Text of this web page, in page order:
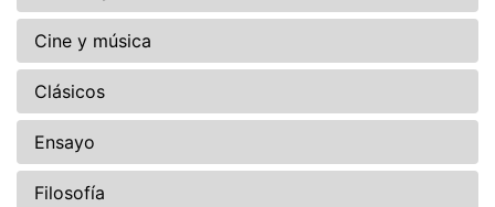
Cine y música
Clásicos
Ensayo
Filosofía